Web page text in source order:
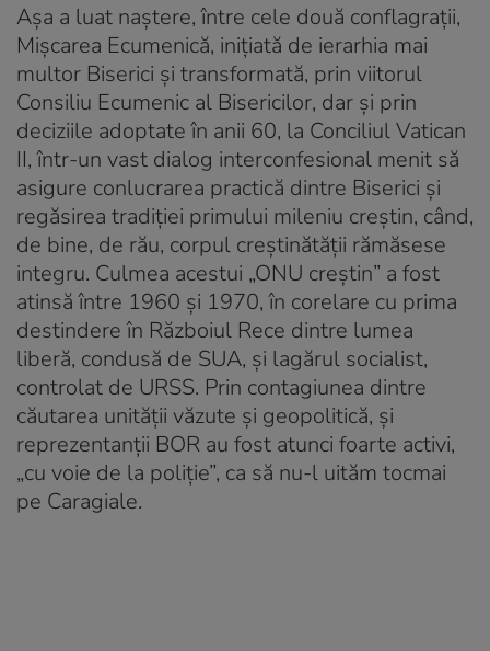
Așa a luat naștere, între cele două conflagrații,
Mișcarea Ecumenică, inițiată de ierarhia mai
multor Biserici și transformată, prin viitorul
Consiliu Ecumenic al Bisericilor, dar și prin
deciziile adoptate în anii 60, la Conciliul Vatican
II, într-un vast dialog interconfesional menit să
asigure conlucrarea practică dintre Biserici și
regăsirea tradiției primului mileniu creștin, când,
de bine, de rău, corpul creștinătății rămăsese
integru. Culmea acestui „ONU creștin” a fost
atinsă între 1960 și 1970, în corelare cu prima
destindere în Războiul Rece dintre lumea
liberă, condusă de SUA, și lagărul socialist,
controlat de URSS. Prin contagiunea dintre
căutarea unității văzute și geopolitică, și
reprezentanții BOR au fost atunci foarte activi,
„cu voie de la poliție”, ca să nu-l uităm tocmai
pe Caragiale.